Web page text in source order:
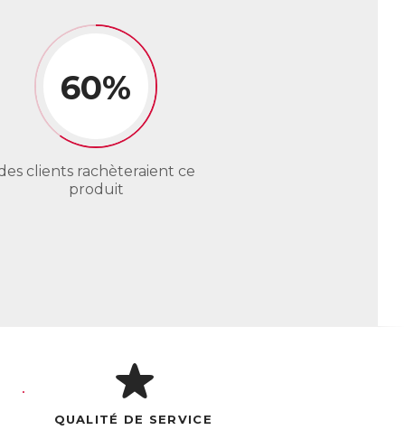
60%
clients rachèteraient ce
produit
QUALITÉ DE SERVICE